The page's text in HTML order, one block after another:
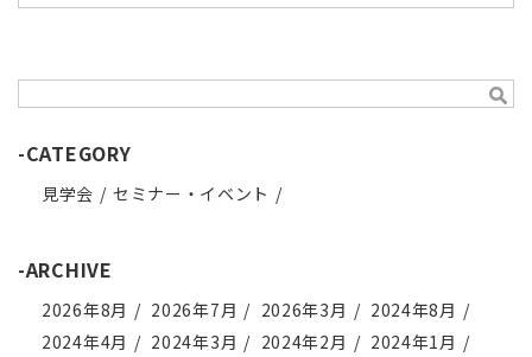
-CATEGORY
見学会 セミナー・イベント
-ARCHIVE
2026年8月 2026年7月 2026年3月
2024年8月
2024年4月
2024年3月 2024年2月
2024年1月